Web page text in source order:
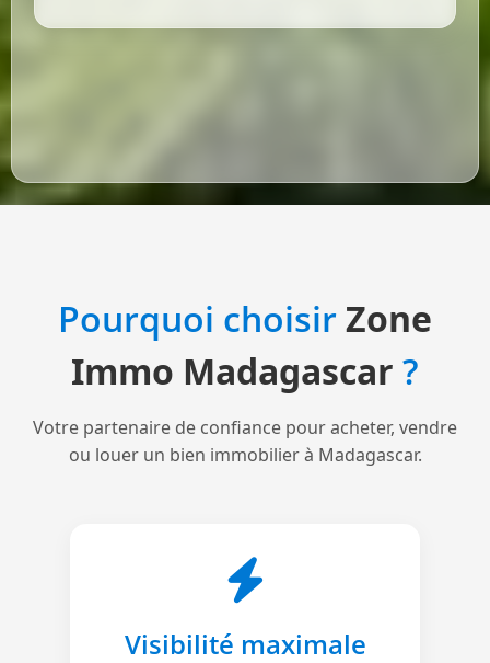
Pourquoi choisirZone
Immo Madagascar ?
Votre partenaire de confiance pour acheter, vendre
ou louer un bien immobilier à Madagascar.
Visibilité maximale